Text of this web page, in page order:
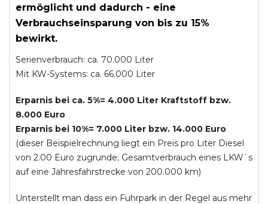
ermöglicht und dadurch - eine
Verbrauchseinsparung von bis zu 15%
bewirkt.
Serienverbrauch: ca. 70.000 Liter
Mit KW-Systems: ca. 66.000 Liter
Erparnis bei ca. 5%= 4.000 Liter Kraftstoff bzw.
8.000 Euro
Erparnis bei 10%= 7.000 Liter bzw. 14.000 Euro
(dieser Beispielrechnung liegt ein Preis pro Liter Diesel
von 2.00 Euro zugrunde; Gesamtverbrauch eines LKW`s
auf eine Jahresfahrstrecke von 200.000 km)
Unterstellt man dass ein Fuhrpark in der Regel aus mehr